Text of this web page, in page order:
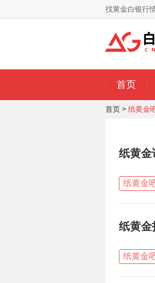
找黄金白银行
首页
首页 > 纸黄金
纸黄金
纸黄金
纸黄金
纸黄金